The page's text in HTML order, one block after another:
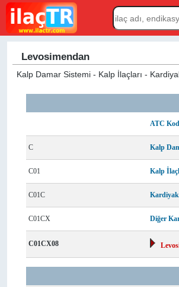
Levosimendan
Kalp Damar Sistemi - Kalp İlaçları -
ATC
C Kalp
C01 Kalp
C01C
C01CX Diğer
C01CX08